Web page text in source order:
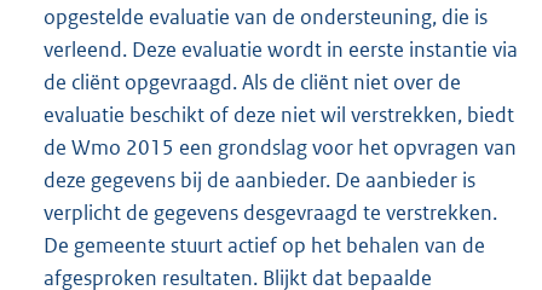
opgestelde evaluatie van de ondersteuning, die is
verleend. Deze evaluatie wordt in eerste instantie via
de cliënt opgevraagd. Als de cliënt niet over de
evaluatie beschikt of deze niet wil verstrekken, biedt
de Wmo 2015 een grondslag voor het opvragen van
deze gegevens bij de aanbieder. De aanbieder is
verplicht de gegevens desgevraagd te verstrekken.
De gemeente stuurt actief op het behalen van de
afgesproken resultaten. Blijkt dat bepaalde